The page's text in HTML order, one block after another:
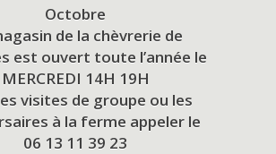
Octobre
de la chèvrerie de
est ouvert toute l’année le
MERCREDI 14H 19H
visites de groupe ou les
à la ferme appeler le
06 13 11 39 23